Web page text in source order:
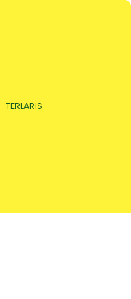
TERLARIS
TERLARIS
TERLARIS